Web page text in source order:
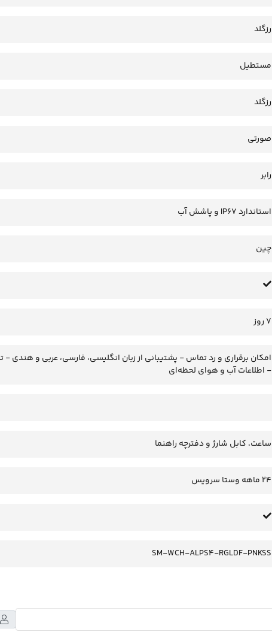
رزگلد
مستطیل
رزگلد
صورتی
رابر
استاندارد IP67 و پاشش آب
چین
7 روز
- اطلاعات آب و هوای لحظه‌ای
ساعت، کابل شارژ و دفترچه راهنما
24 ماهه وستا سرویس
SM-WCH-ALPS4-RGLDF-PNKSS